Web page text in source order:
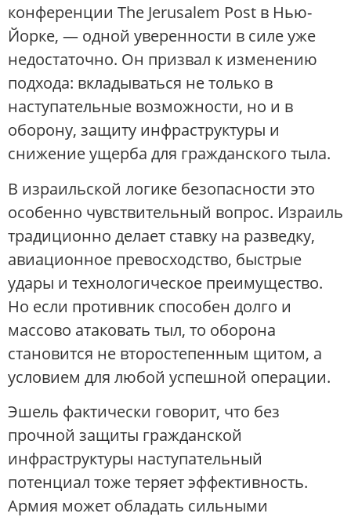
конференции The Jerusalem Post в Нью-
Йорке, — одной уверенности в силе уже
недостаточно. Он призвал к изменению
подхода: вкладываться не только в
наступательные возможности, но и в
оборону, защиту инфраструктуры и
снижение ущерба для гражданского тыла.
В израильской логике безопасности это
особенно чувствительный вопрос. Израиль
традиционно делает ставку на разведку,
авиационное превосходство, быстрые
удары и технологическое преимущество.
Но если противник способен долго и
массово атаковать тыл, то оборона
становится не второстепенным щитом, а
условием для любой успешной операции.
Эшель фактически говорит, что без
прочной защиты гражданской
инфраструктуры наступательный
потенциал тоже теряет эффективность.
Армия может обладать сильными